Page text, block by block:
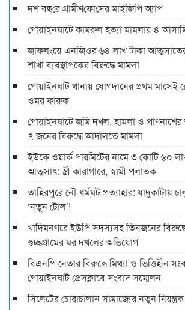
দশ বছ‌রে গ্রামীণ‌ফো‌সের মাইজিপি অ্যাপ
গোয়াইনঘাটে কামরুল হত্যা মামলায় ৪ আসামি
জাফলংয়ে এনজিওর ৬৪ লাখ টাকা
শাখা ব্যবস্থাপকের বিরুদ্ধে মামলা
গোয়াইনঘাট থানায় যোগদানের প্রথম মাসেই
ওমর ফারুক
গোয়াইনঘাটে জমি দখল, হামলা ও
৭ জনের বিরুদ্ধে আদালতে মামলা
ইউকে ওয়ার্ক পারমিটের নামে ৩ কোটি ৬০
আত্মসাৎ: স্ত্রী কারাগারে, স্বামী পলাতক
তাহিরপুরে নৌ-ধর্মঘট প্রত্যাহার: যাদুকাটায়
‘নতুন টোল’!
খাদিমনগরে ইউপি সদস্যসহ তিনজনের
গুচ্ছগ্রামের ঘর দখলের অভিযোগ
বিএনপি নেতার বিরুদ্ধে মিথ্যা ও ভিত্তিহীন
গোয়াইনঘাট প্রেসক্লাবে সংবাদ সম্মেলন
সিলেটের চোরাচালান সাম্রাজ্যের নতুন